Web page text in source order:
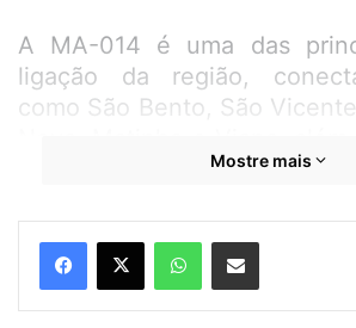
A MA-014 é uma das
ligação da região,
como São Bento, São
a outros nove municípios da
oposição na Assembleia
governo iniciou uma
buraco na estrada, mas a
Mostre mais